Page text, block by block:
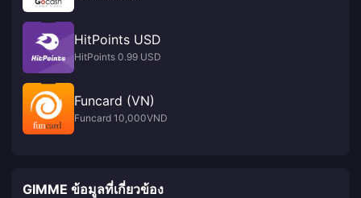
HitPoints USD
HitPoints 0.99 USD
Funcard (VN)
Funcard 10,000VND
GIMME ข้อมูลที่เกี่ยวข้อง